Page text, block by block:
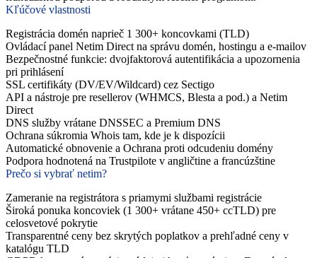
Kľúčové vlastnosti
Registrácia domén naprieč 1 300+ koncovkami (TLD)
Ovládací panel Netim Direct na správu domén, hostingu a e-mailov
Bezpečnostné funkcie: dvojfaktorová autentifikácia a upozornenia
pri prihlásení
SSL certifikáty (DV/EV/Wildcard) cez Sectigo
API a nástroje pre resellerov (WHMCS, Blesta a pod.) a Netim
Direct
DNS služby vrátane DNSSEC a Premium DNS
Ochrana súkromia Whois tam, kde je k dispozícii
Automatické obnovenie a Ochrana proti odcudeniu domény
Podpora hodnotená na Trustpilote v angličtine a francúzštine
Prečo si vybrať netim?
Zameranie na registrátora s priamymi službami registrácie
Široká ponuka koncoviek (1 300+ vrátane 450+ ccTLD) pre
celosvetové pokrytie
Transparentné ceny bez skrytých poplatkov a prehľadné ceny v
katalógu TLD